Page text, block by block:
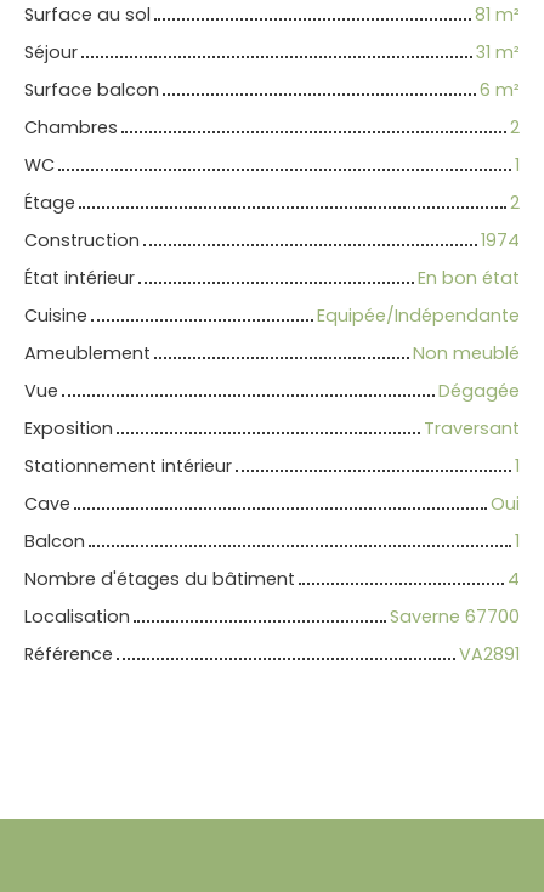
Surface au sol
81 m²
Séjour
31 m²
Surface balcon
6 m²
Chambres
2
WC
1
Étage
2
Construction
1974
État intérieur
En bon état
Cuisine
Equipée/Indépendante
Ameublement
Non meublé
Vue
Dégagée
Exposition
Traversant
Stationnement intérieur
1
Cave
Oui
Balcon
1
Nombre d'étages du bâtiment
4
Localisation
Saverne 67700
Référence
VA2891